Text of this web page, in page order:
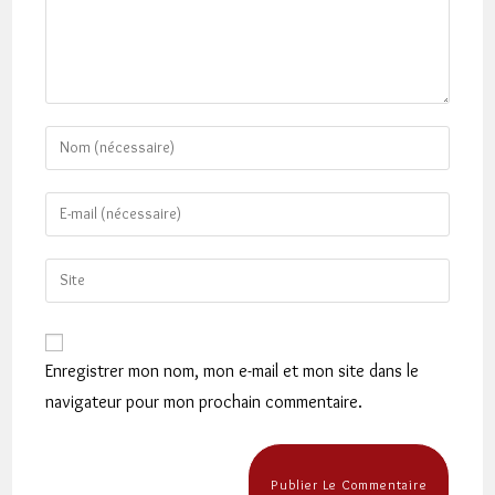
Enter
your
name
comment
Enter
your
email
address
Saisir
l’URL
votre
site
(facultatif)
Enregistrer mon nom, mon e-mail et mon site dans le
navigateur pour mon prochain commentaire.